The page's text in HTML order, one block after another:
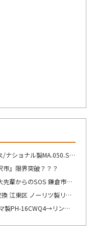
『衣類乾燥機の交換 横浜市金沢区 東京ガス/ナショナル製MA₋050₋ST→リンナイ製RDT-54S-SV へ交換』想像が出来ないですね・・・
市』限界突破？？？
『2017年1/21に交換をさせていただいた大先輩からのSOS 鎌倉市』この週末は、少しゆっくり出来そうです！！！
『リモコンが使いない！ 浴室リモコンの交換 江東区 ノーリツ製リモコン RC-8201Sの交換』自然の驚異を感じますね。
『お湯が出ない！ 給湯器交換 松戸市 パロマ製PH-16CWQ4→リンナイ製RUX-A1616B(A)-E へ交換』ここの所、リモコンの不具合のご連絡を多くて驚きます。